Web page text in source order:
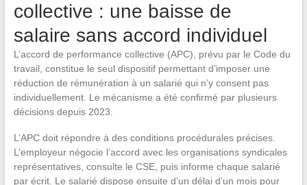
collective : une baisse de
salaire sans accord individuel
L’accord de performance collective (APC), prévu par le Code du
travail, constitue le seul dispositif permettant d’imposer une
réduction de rémunération à un salarié qui n’y consent pas
individuellement. Le mécanisme a été confirmé par plusieurs
décisions depuis 2023.
L’APC doit répondre à des conditions procédurales précises.
L’employeur négocie l’accord avec les organisations syndicales
représentatives, consulte le CSE, puis informe chaque salarié
par écrit. Le salarié dispose ensuite d’un délai d’un mois pour